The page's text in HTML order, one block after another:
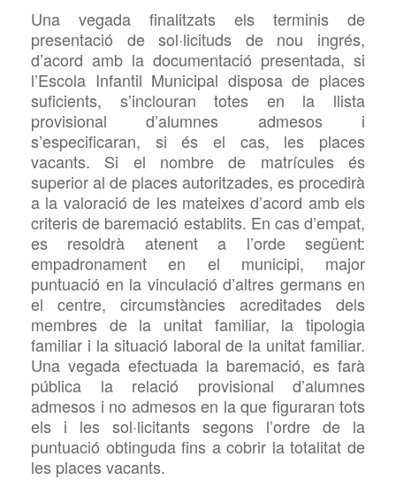
Una vegada finalitzats els terminis de
presentació de sol·licituds de nou ingrés,
d’acord amb la documentació presentada, si
l’Escola Infantil Municipal disposa de places
suficients, s’inclouran totes en la llista
provisional d’alumnes admesos i
s’especificaran, si és el cas, les places
vacants. Si el nombre de matrícules és
superior al de places autoritzades, es procedirà
a la valoració de les mateixes d’acord amb els
criteris de baremació establits. En cas d’empat,
es resoldrà atenent a l’orde següent:
empadronament en el municipi, major
puntuació en la vinculació d’altres germans en
el centre, circumstàncies acreditades dels
membres de la unitat familiar, la tipologia
familiar i la situació laboral de la unitat familiar.
Una vegada efectuada la baremació, es farà
pública la relació provisional d’alumnes
admesos i no admesos en la que figuraran tots
els i les sol·licitants segons l’ordre de la
puntuació obtinguda fins a cobrir la totalitat de
les places vacants.